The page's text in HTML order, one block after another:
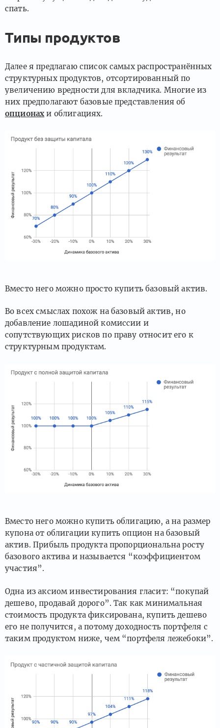
спать.
Типы продуктов
Далее я предлагаю список самых распространённых
структурных продуктов, отсортированный по
увеличению вредности для вкладчика. Многие из
них предполагают базовые представления об
опционах и облигациях.
Вместо него можно просто купить базовый актив.
Во всех смыслах похож на базовый актив, но
добавление лошадиной комиссии и
сопутствующих рисков по праву относит его к
структурным продуктам.
Вместо него можно купить облигацию, а на размер
купона от облигации купить опцион на базовый
актив. Прибыль продукта пропорциональна росту
базового актива и называется “коэффициентом
участия”.
Одна из аксиом инвестирования гласит: “покупай
дешево, продавай дорого”. Так как минимальная
стоимость продукта фиксирована, купить дешево
его не получится, а потому доходность портфеля с
таким продуктом ниже, чем “портфеля лежебоки”.